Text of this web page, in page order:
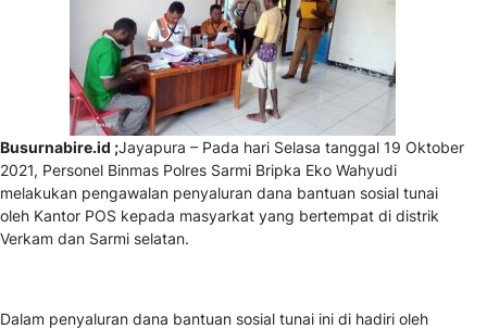
Busurnabire.id ;Jayapura – Pada hari Selasa tanggal 19 Oktober
2021, Personel Binmas Polres Sarmi Bripka Eko Wahyudi
melakukan pengawalan penyaluran dana bantuan sosial tunai
oleh Kantor POS kepada masyarkat yang bertempat di distrik
Verkam dan Sarmi selatan.
Dalam penyaluran dana bantuan sosial tunai ini di hadiri oleh